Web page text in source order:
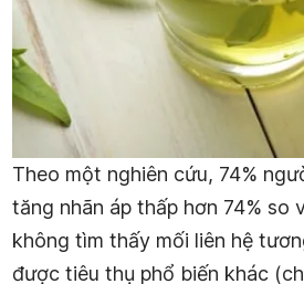
Theo một nghiên cứu, 74%
tăng nhãn áp thấp hơn 74% so
không tìm thấy mối liên hệ
được tiêu thụ phổ biến khác